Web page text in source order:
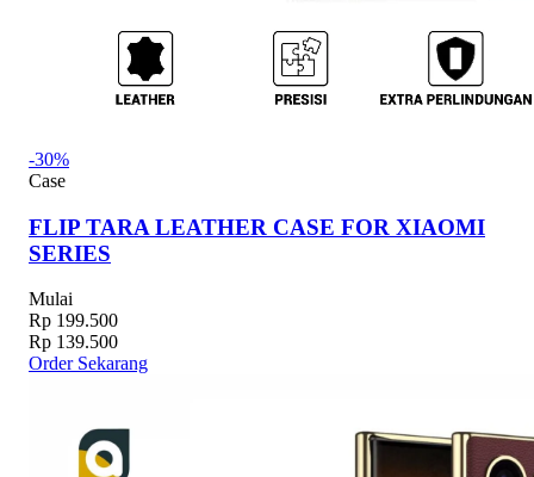
-30%
Case
FLIP TARA LEATHER CASE FOR XIAOMI
SERIES
Mulai
Rp 199.500
Rp 139.500
Order Sekarang